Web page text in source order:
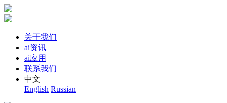
关于我们
ai资讯
ai应用
联系我们
中文
English Russian